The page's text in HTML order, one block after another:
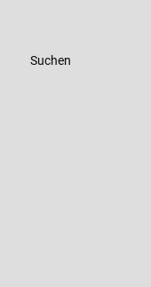
Suchen